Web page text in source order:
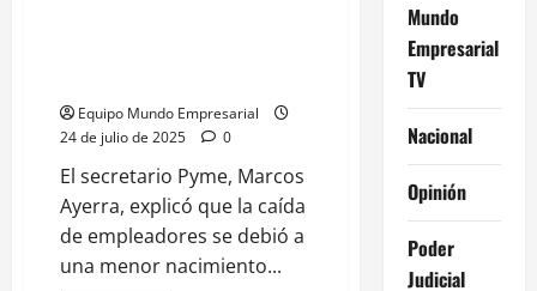
el
país
Equipo Mundo Empresarial
24 de julio de 2025
0
El secretario Pyme, Marcos
Ayerra, explicó que la caída
de empleadores se debió a
una menor nacimiento...
Mundo
Empresarial
TV
Nacional
Opinión
Poder
Judicial